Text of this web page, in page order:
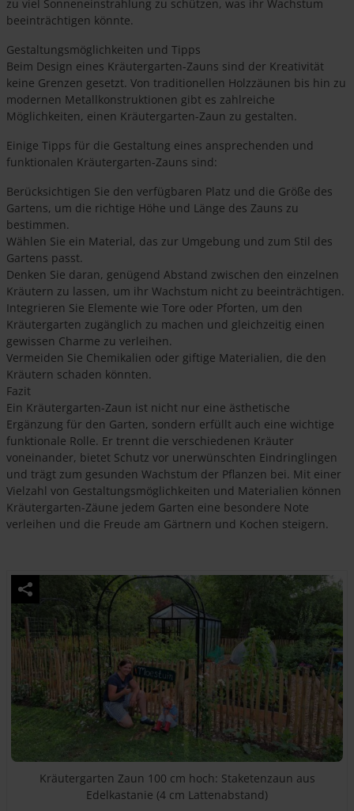
zu viel Sonneneinstrahlung zu schützen, was ihr Wachstum
beeinträchtigen könnte.
Gestaltungsmöglichkeiten und Tipps
Beim Design eines Kräutergarten-Zauns sind der Kreativität
keine Grenzen gesetzt. Von traditionellen Holzzäunen bis hin zu
modernen Metallkonstruktionen gibt es zahlreiche
Möglichkeiten, einen Kräutergarten-Zaun zu gestalten.
Einige Tipps für die Gestaltung eines ansprechenden und
funktionalen Kräutergarten-Zauns sind:
Berücksichtigen Sie den verfügbaren Platz und die Größe des
Gartens, um die richtige Höhe und Länge des Zauns zu
bestimmen.
Wählen Sie ein Material, das zur Umgebung und zum Stil des
Gartens passt.
Denken Sie daran, genügend Abstand zwischen den einzelnen
Kräutern zu lassen, um ihr Wachstum nicht zu beeinträchtigen.
Integrieren Sie Elemente wie Tore oder Pforten, um den
Kräutergarten zugänglich zu machen und gleichzeitig einen
gewissen Charme zu verleihen.
Vermeiden Sie Chemikalien oder giftige Materialien, die den
Kräutern schaden könnten.
Fazit
Ein Kräutergarten-Zaun ist nicht nur eine ästhetische
Ergänzung für den Garten, sondern erfüllt auch eine wichtige
funktionale Rolle. Er trennt die verschiedenen Kräuter
voneinander, bietet Schutz vor unerwünschten Eindringlingen
und trägt zum gesunden Wachstum der Pflanzen bei. Mit einer
Vielzahl von Gestaltungsmöglichkeiten und Materialien können
Kräutergarten-Zäune jedem Garten eine besondere Note
verleihen und die Freude am Gärtnern und Kochen steigern.
Kräutergarten Zaun 100 cm hoch: Staketenzaun aus
Edelkastanie (4 cm Lattenabstand)